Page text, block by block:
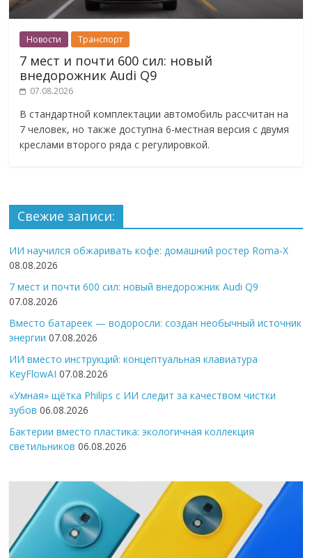
Новости Транспорт
7 мест и почти 600 сил: новый
внедорожник Audi Q9
07.08.2026
В стандартной комплектации автомобиль рассчитан на
7 человек, но также доступна 6-местная версия с двумя
креслами второго ряда с регулировкой.
Свежие записи:
ИИ научился обжаривать кофе: домашний ростер Roma-X
08.08.2026
7 мест и почти 600 сил: новый внедорожник Audi Q9
07.08.2026
Вместо батареек — водоросли: создан необычный источник
энергии 07.08.2026
ИИ вместо инструкций: концептуальная клавиатура
KeyFlowAI 07.08.2026
«Умная» щётка Philips с ИИ следит за качеством чистки
зубов 06.08.2026
Бактерии вместо пластика: экологичная коллекция
светильников 06.08.2026